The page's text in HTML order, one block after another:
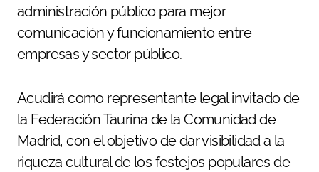
administración público para mejor
comunicación y funcionamiento entre
empresas y sector público.
Acudirá como representante legal invitado de
la Federación Taurina de la Comunidad de
Madrid, con el objetivo de dar visibilidad a la
riqueza cultural de los festejos populares de